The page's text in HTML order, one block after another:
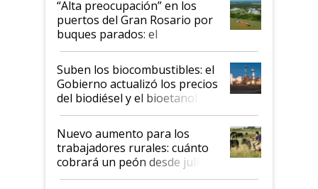
“Alta preocupación” en los
puertos del Gran Rosario por
buques parados: el
funcionamiento de las
exportadoras en tensión tras
la medida de fuerza de los
prácticos
Suben los biocombustibles: el
Gobierno actualizó los precios
del biodiésel y el bioetanol
Nuevo aumento para los
trabajadores rurales: cuánto
cobrará un peón desde julio